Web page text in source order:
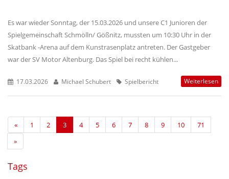
Es war wieder Sonntag, der 15.03.2026 und unsere C1 Junioren der
Spielgemeinschaft Schmölln/ Gößnitz, mussten um 10:30 Uhr in der
Skatbank -Arena auf dem Kunstrasenplatz antreten. Der Gastgeber
war der SV Motor Altenburg. Das Spiel bei recht kühlen...
17.03.2026 Michael Schubert Spielbericht Weiterlesen
« 1 2 3 4 5 6 7 8 9 10
71
»
Tags